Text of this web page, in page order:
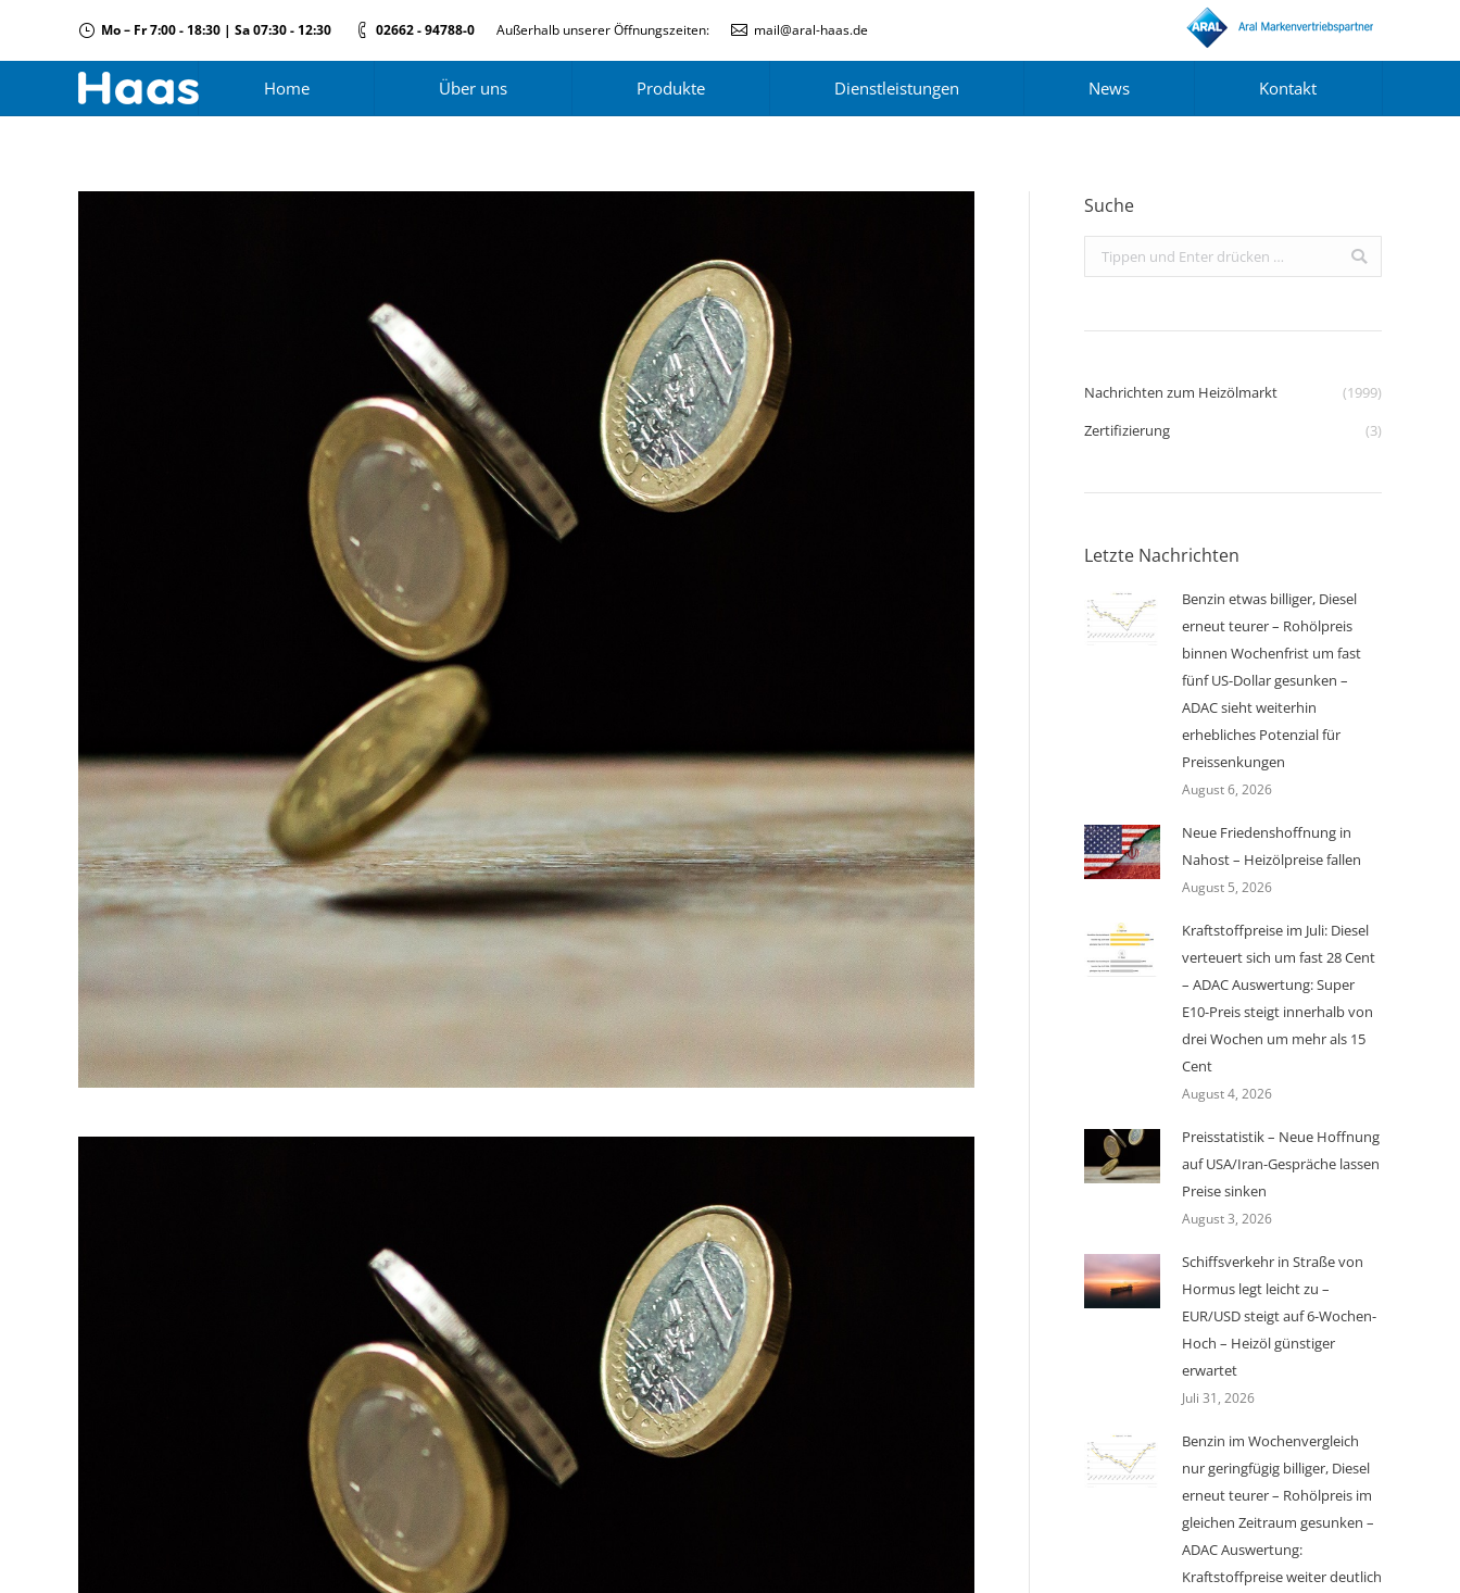
Mo – Fr 7:00 - 18:30 | Sa 07:30 - 12:30 02662 - 94788-0 Außerhalb unserer Öffnungszeiten: mail@aral-haas.de
Home Über uns Produkte Dienstleistungen News Kontakt
Suche
Search:
Nachrichten zum Heizölmarkt
(1999)
Zertifizierung
(3)
Letzte Nachrichten
Benzin etwas billiger, Diesel
erneut teurer – Rohölpreis
binnen Wochenfrist um fast
fünf US-Dollar gesunken –
ADAC sieht weiterhin
erhebliches Potenzial für
Preissenkungen
August 6, 2026
Neue Friedenshoffnung in
Nahost – Heizölpreise fallen
August 5, 2026
Kraftstoffpreise im Juli: Diesel
verteuert sich um fast 28 Cent
– ADAC Auswertung: Super
E10-Preis steigt innerhalb von
drei Wochen um mehr als 15
Cent
August 4, 2026
Preisstatistik – Neue Hoffnung
auf USA/Iran-Gespräche lassen
Preise sinken
August 3, 2026
Schiffsverkehr in Straße von
Hormus legt leicht zu –
EUR/USD steigt auf 6-Wochen-
Hoch – Heizöl günstiger
erwartet
Juli 31, 2026
Benzin im Wochenvergleich
nur geringfügig billiger, Diesel
erneut teurer – Rohölpreis im
gleichen Zeitraum gesunken –
ADAC Auswertung:
Kraftstoffpreise weiter deutlich